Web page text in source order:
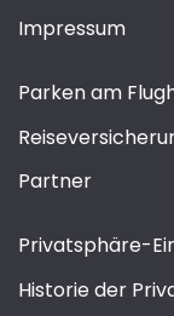
Impressum
Parken am
Partner
Privatsphäre-
Historie der